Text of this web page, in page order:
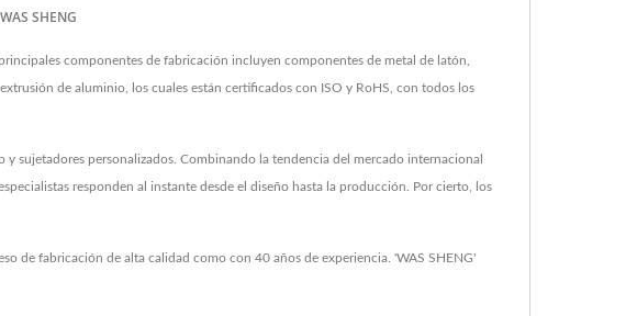
SHENG
componentes de fabricación incluyen componentes de metal de latón,
de aluminio, los cuales están certificados con ISO y RoHS, con todos los
sujetadores personalizados. Combinando la tendencia del mercado internacional
responden al instante desde el diseño hasta la producción. Por cierto, los
de fabricación de alta calidad como con 40 años de experiencia. 'WAS SHENG'